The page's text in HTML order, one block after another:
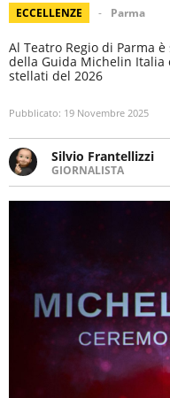
ECCELLENZE Parma
Al Teatro Regio di Parma
della Guida Michelin
stellati del 2026
Pubblicato: 19 Novembre 2025
Silvio Frantellizzi
GIORNALISTA
Giornalista
informazione sul